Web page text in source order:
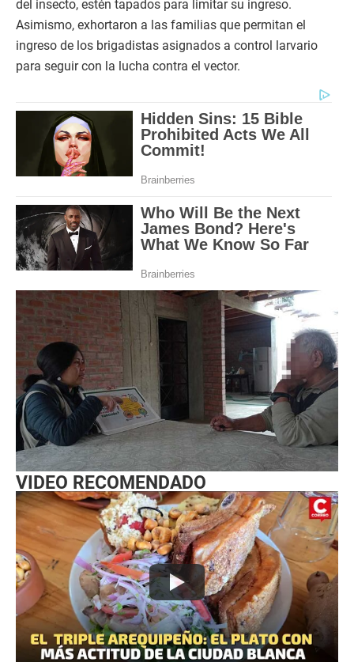
del insecto, estén tapados para limitar su ingreso.
Asimismo, exhortaron a las familias que permitan el
ingreso de los brigadistas asignados a control larvario
para seguir con la lucha contra el vector.
VIDEO RECOMENDADO